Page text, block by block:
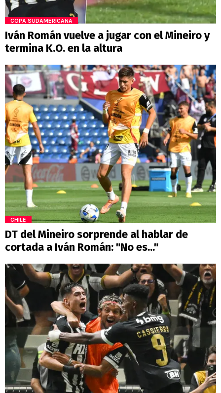
COPA SUDAMERICANA
Iván Román vuelve a jugar con el Mineiro y
termina K.O. en la altura
CHILE
DT del Mineiro sorprende al hablar de
cortada a Iván Román: "No es..."